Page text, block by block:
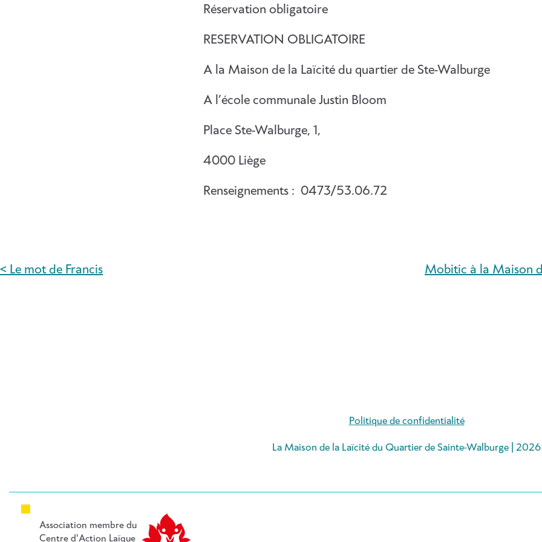
Réservation obligatoire
RESERVATION OBLIGATOIRE
A la Maison de la Laïcité du quartier de Ste-Walburge
A l’école communale Justin Bloom
Place Ste-Walburge, 1,
4000 Liège
Renseignements : 0473/53.06.72
NAVIGATION
< Le mot de Francis Mobitic à la Maison
Politique de confidentialité
La Maison de la Laïcité du Quartier de Sainte-Walburge | 2026
Association membre du
Centre d'Action Laïque